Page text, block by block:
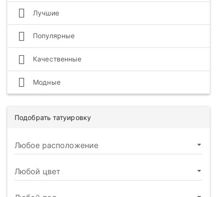
Лучшие
Популярные
Качественные
Модные
Подобрать татуировку